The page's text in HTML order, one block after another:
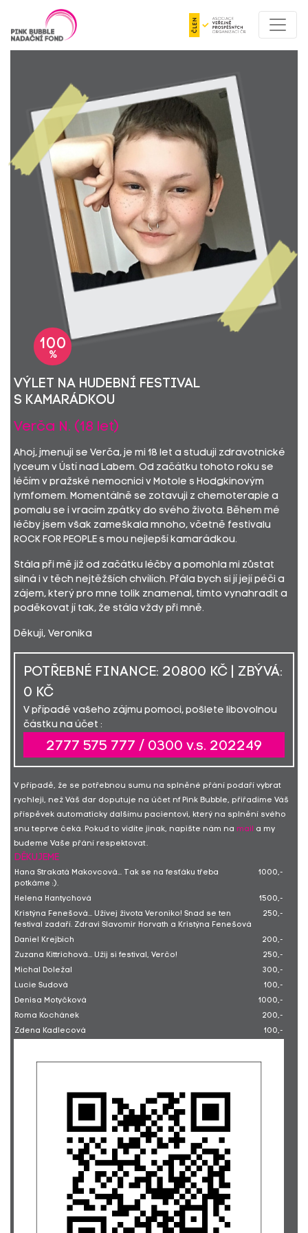
100
%
Výlet na hudební festival
s kamarádkou
Verča N. (18 let)
Ahoj, jmenuji se Verča, je mi 18 let a studuji zdravotnické
lyceum v Ústí nad Labem. Od začátku tohoto roku se
léčím v pražské nemocnici v Motole s Hodgkinovým
lymfomem. Momentálně se zotavuji z chemoterapie a
pomalu se i vracím zpátky do svého života. Během mé
léčby jsem však zameškala mnoho, včetně festivalu
ROCK FOR PEOPLE s mou nejlepší kamarádkou.
Stála při mě již od začátku léčby a pomohla mi zůstat
silná i v těch nejtěžších chvílích. Přála bych si jí její péči a
zájem, který pro mne tolik znamenal, tímto vynahradit a
poděkovat jí tak, že stála vždy při mně.
Děkuji, Veronika
POTŘEBNÉ FINANCE: 20800 KČ | ZBÝVÁ:
0 KČ
V případě vašeho zájmu pomoci, pošlete libovolnou
částku na účet :
2777 575 777 / 0300 v.s. 202249
V případě, že se potřebnou sumu na splněné přání podaří vybrat
rychleji, než Váš dar doputuje na účet nf Pink Bubble, přiřadíme Váš
příspěvek automaticky dalšímu pacientovi, který na splnění svého
snu teprve čeká. Pokud to vidíte jinak, napište nám na mail
a my
budeme Vaše přání respektovat.
DĚKUJEME
Hana Strakatá Makovcová... Tak se na fesťáku třeba
potkáme :).
1000,-
Helena Hantychová
1500,-
Kristýna Fenešová... Užívej života Veroniko! Snad se ten
festival zadaří. Zdravi Slavomir Horvath a Kristýna Fenešová
250,-
Daniel Krejbich
200,-
Zuzana Kittrichová... Užij si festival, Verčo!
250,-
Michal Doležal
300,-
Lucie Sudová
100,-
Denisa Motyčková
1000,-
Roma Kochánek
200,-
Zdena Kadlecová
100,-
Roman Špelina
Veronika Hlasová
Lucie Musilová... ZŠ Square - dobročinný prodej obrazů pro
Petra Mirovská... ZŠ Square - dobročinný prodej obrazů pro
Lucie Čermáková
Daniela Písařovicová
Adriána Pagáčová... ZŠ Square - dobročinný prodej obrazů